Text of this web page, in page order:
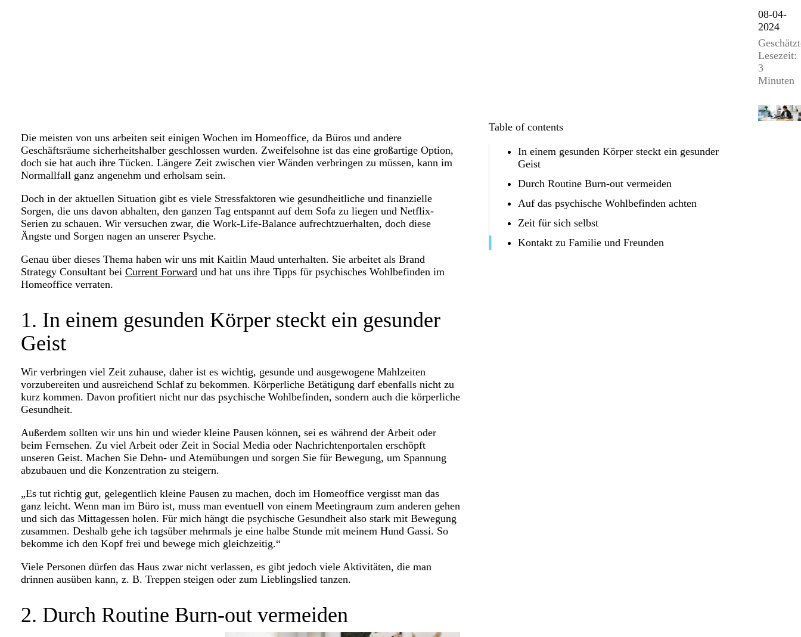
08-04-
2024
Lesezeit:
3
Minuten
Die meisten von uns arbeiten seit einigen Wochen im Homeoffice, da Büros und andere
Geschäftsräume sicherheitshalber geschlossen wurden. Zweifelsohne ist das eine großartige Option,
doch sie hat auch ihre Tücken. Längere Zeit zwischen vier Wänden verbringen zu müssen, kann im
Normallfall ganz angenehm und erholsam sein.
Doch in der aktuellen Situation gibt es viele Stressfaktoren wie gesundheitliche und finanzielle
Sorgen, die uns davon abhalten, den ganzen Tag entspannt auf dem Sofa zu liegen und Netflix-
Serien zu schauen. Wir versuchen zwar, die Work-Life-Balance aufrechtzuerhalten, doch diese
Ängste und Sorgen nagen an unserer Psyche.
Genau über dieses Thema haben wir uns mit Kaitlin Maud unterhalten. Sie arbeitet als Brand
Strategy Consultant bei Current Forward und hat uns ihre Tipps für psychisches Wohlbefinden im
Homeoffice verraten.
1. In einem gesunden Körper steckt ein gesunder
Geist
Wir verbringen viel Zeit zuhause, daher ist es wichtig, gesunde und ausgewogene Mahlzeiten
vorzubereiten und ausreichend Schlaf zu bekommen. Körperliche Betätigung darf ebenfalls nicht zu
kurz kommen. Davon profitiert nicht nur das psychische Wohlbefinden, sondern auch die körperliche
Gesundheit.
Außerdem sollten wir uns hin und wieder kleine Pausen können, sei es während der Arbeit oder
beim Fernsehen. Zu viel Arbeit oder Zeit in Social Media oder Nachrichtenportalen erschöpft
unseren Geist. Machen Sie Dehn- und Atemübungen und sorgen Sie für Bewegung, um Spannung
abzubauen und die Konzentration zu steigern.
„Es tut richtig gut, gelegentlich kleine Pausen zu machen, doch im Homeoffice vergisst man das
ganz leicht. Wenn man im Büro ist, muss man eventuell von einem Meetingraum zum anderen gehen
und sich das Mittagessen holen. Für mich hängt die psychische Gesundheit also stark mit Bewegung
zusammen. Deshalb gehe ich tagsüber mehrmals je eine halbe Stunde mit meinem Hund Gassi. So
bekomme ich den Kopf frei und bewege mich gleichzeitig.“
Viele Personen dürfen das Haus zwar nicht verlassen, es gibt jedoch viele Aktivitäten, die man
drinnen ausüben kann, z. B. Treppen steigen oder zum Lieblingslied tanzen.
2. Durch Routine Burn-out vermeiden
Table of contents
In einem gesunden Körper steckt ein gesunder
Geist
Durch Routine Burn-out vermeiden
Auf das psychische Wohlbefinden achten
Zeit für sich selbst
Kontakt zu Familie und Freunden